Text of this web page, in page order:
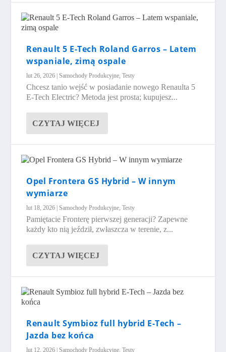
Renault 5 E-Tech Roland Garros – Latem
wspaniale, zimą ospale
lut 26, 2026 |Samochody Produkcyjne,Testy
Chcesz tanio wejść w posiadanie nowego Renaulta 5
E-Tech Electric? Metoda jest prosta; kupujesz...
CZYTAJ WIĘCEJ
Opel Frontera GS Hybrid – W innym
wymiarze
lut 18, 2026 |Samochody Produkcyjne,Testy
Pamiętacie Fronterę pierwszej generacji? Zapewne
każdy kto nią jeździł, zwłaszcza w terenie, z...
CZYTAJ WIĘCEJ
Renault Symbioz full hybrid E-Tech –
Jazda bez końca
lut 12, 2026 |Samochody Produkcyjne,Testy